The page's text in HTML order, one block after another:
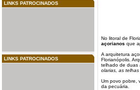
LINKS PATROCINADOS
LINKS PATROCINADOS
No litoral de
açorianos que
A arquitetura
Florianópolis.
telhado de duas
olarias, as
Um povo pobre,
da pecuária.